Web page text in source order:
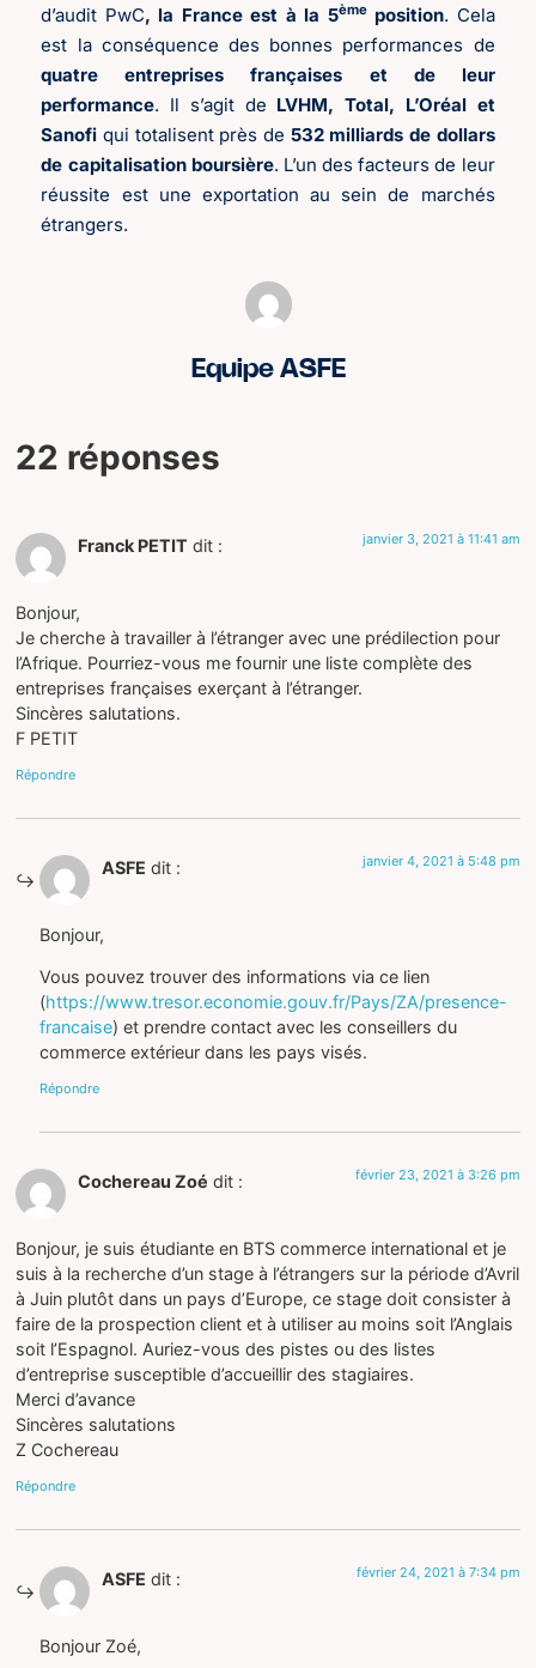
d’audit PwC, la France est à la 5èmeposition. Cela
est la conséquence des bonnes performances de
quatre entreprises françaises et de leur
performance. Il s’agit de LVHM, Total, L’Oréal et
Sanofi qui totalisent près de 532 milliards de dollars
de capitalisation boursière. L’un des facteurs de leur
réussite est une exportation au sein de marchés
étrangers.
Equipe ASFE
22 réponses
Franck PETIT dit : janvier 3, 2021 à 11:41 am
Bonjour,
Je cherche à travailler à l’étranger avec une prédilection pour
l’Afrique. Pourriez-vous me fournir une liste complète des
entreprises françaises exerçant à l’étranger.
Sincères salutations.
F PETIT
Répondre
ASFE dit : janvier 4, 2021 à 5:48 pm
Bonjour,
Vous pouvez trouver des informations via ce lien
(https://www.tresor.economie.gouv.fr/Pays/ZA/presence-
francaise) et prendre contact avec les conseillers du
commerce extérieur dans les pays visés.
Répondre
Cochereau Zoé dit : février 23, 2021 à 3:26 pm
Bonjour, je suis étudiante en BTS commerce international et je
suis à la recherche d’un stage à l’étrangers sur la période d’Avril
à Juin plutôt dans un pays d’Europe, ce stage doit consister à
faire de la prospection client et à utiliser au moins soit l’Anglais
soit l’Espagnol. Auriez-vous des pistes ou des listes
d’entreprise susceptible d’accueillir des stagiaires.
Merci d’avance
Sincères salutations
Z Cochereau
Répondre
ASFE dit : février 24, 2021 à 7:34 pm
Bonjour Zoé,